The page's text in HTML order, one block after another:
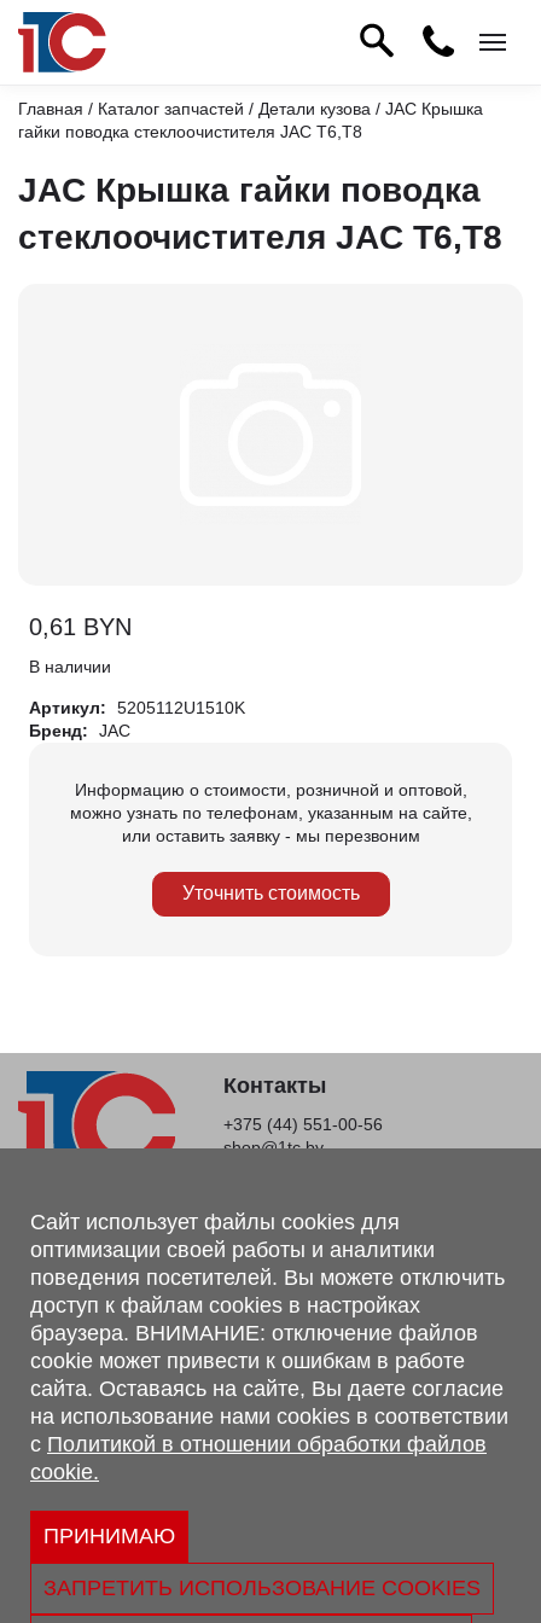
Главная / Каталог запчастей / Детали кузова / JAC Крышка
гайки поводка стеклоочистителя JAC T6,T8
JAC Крышка гайки поводка
стеклоочистителя JAC T6,T8
0,61 BYN
В наличии
Артикул:
5205112U1510K
Бренд:
JAC
Информацию о стоимости, розничной и оптовой,
можно узнать по телефонам, указанным на сайте,
или оставить заявку - мы перезвоним
Уточнить стоимость
Контакты
+375 (44) 551-00-56
shop@1tc.by
Магазин, склад
г. Минск, Минский р-н, п. Привольный, ул. Мира, 20А,
223062
г. Брест, ул. Лейтенанта Рябцева, 108 В, 224701
Обращаем Ваше внимание, что вся предоставленная на сайте
информация, касающаяся комплектаций, технических
характеристик, цветовых сочетаний, а также стоимости и
сервисного обслуживания носит информационный характер и
не является публичной офертой, определяемой п.2 ст.407
Гражданского кодекса Республики Беларусь.
Политика обработки персональных данных
Политикой в отношении обработки файлов cookie.
Сайт использует файлы cookies для
оптимизации своей работы и аналитики
поведения посетителей. Вы можете отключить
доступ к файлам cookies в настройках
браузера. ВНИМАНИЕ: отключение файлов
cookie может привести к ошибкам в работе
сайта. Оставаясь на сайте, Вы даете согласие
на использование нами cookies в соответствии
с Политикой в отношении обработки файлов
cookie.
ПРИНИМАЮ
ЗАПРЕТИТЬ ИСПОЛЬЗОВАНИЕ COOKIES